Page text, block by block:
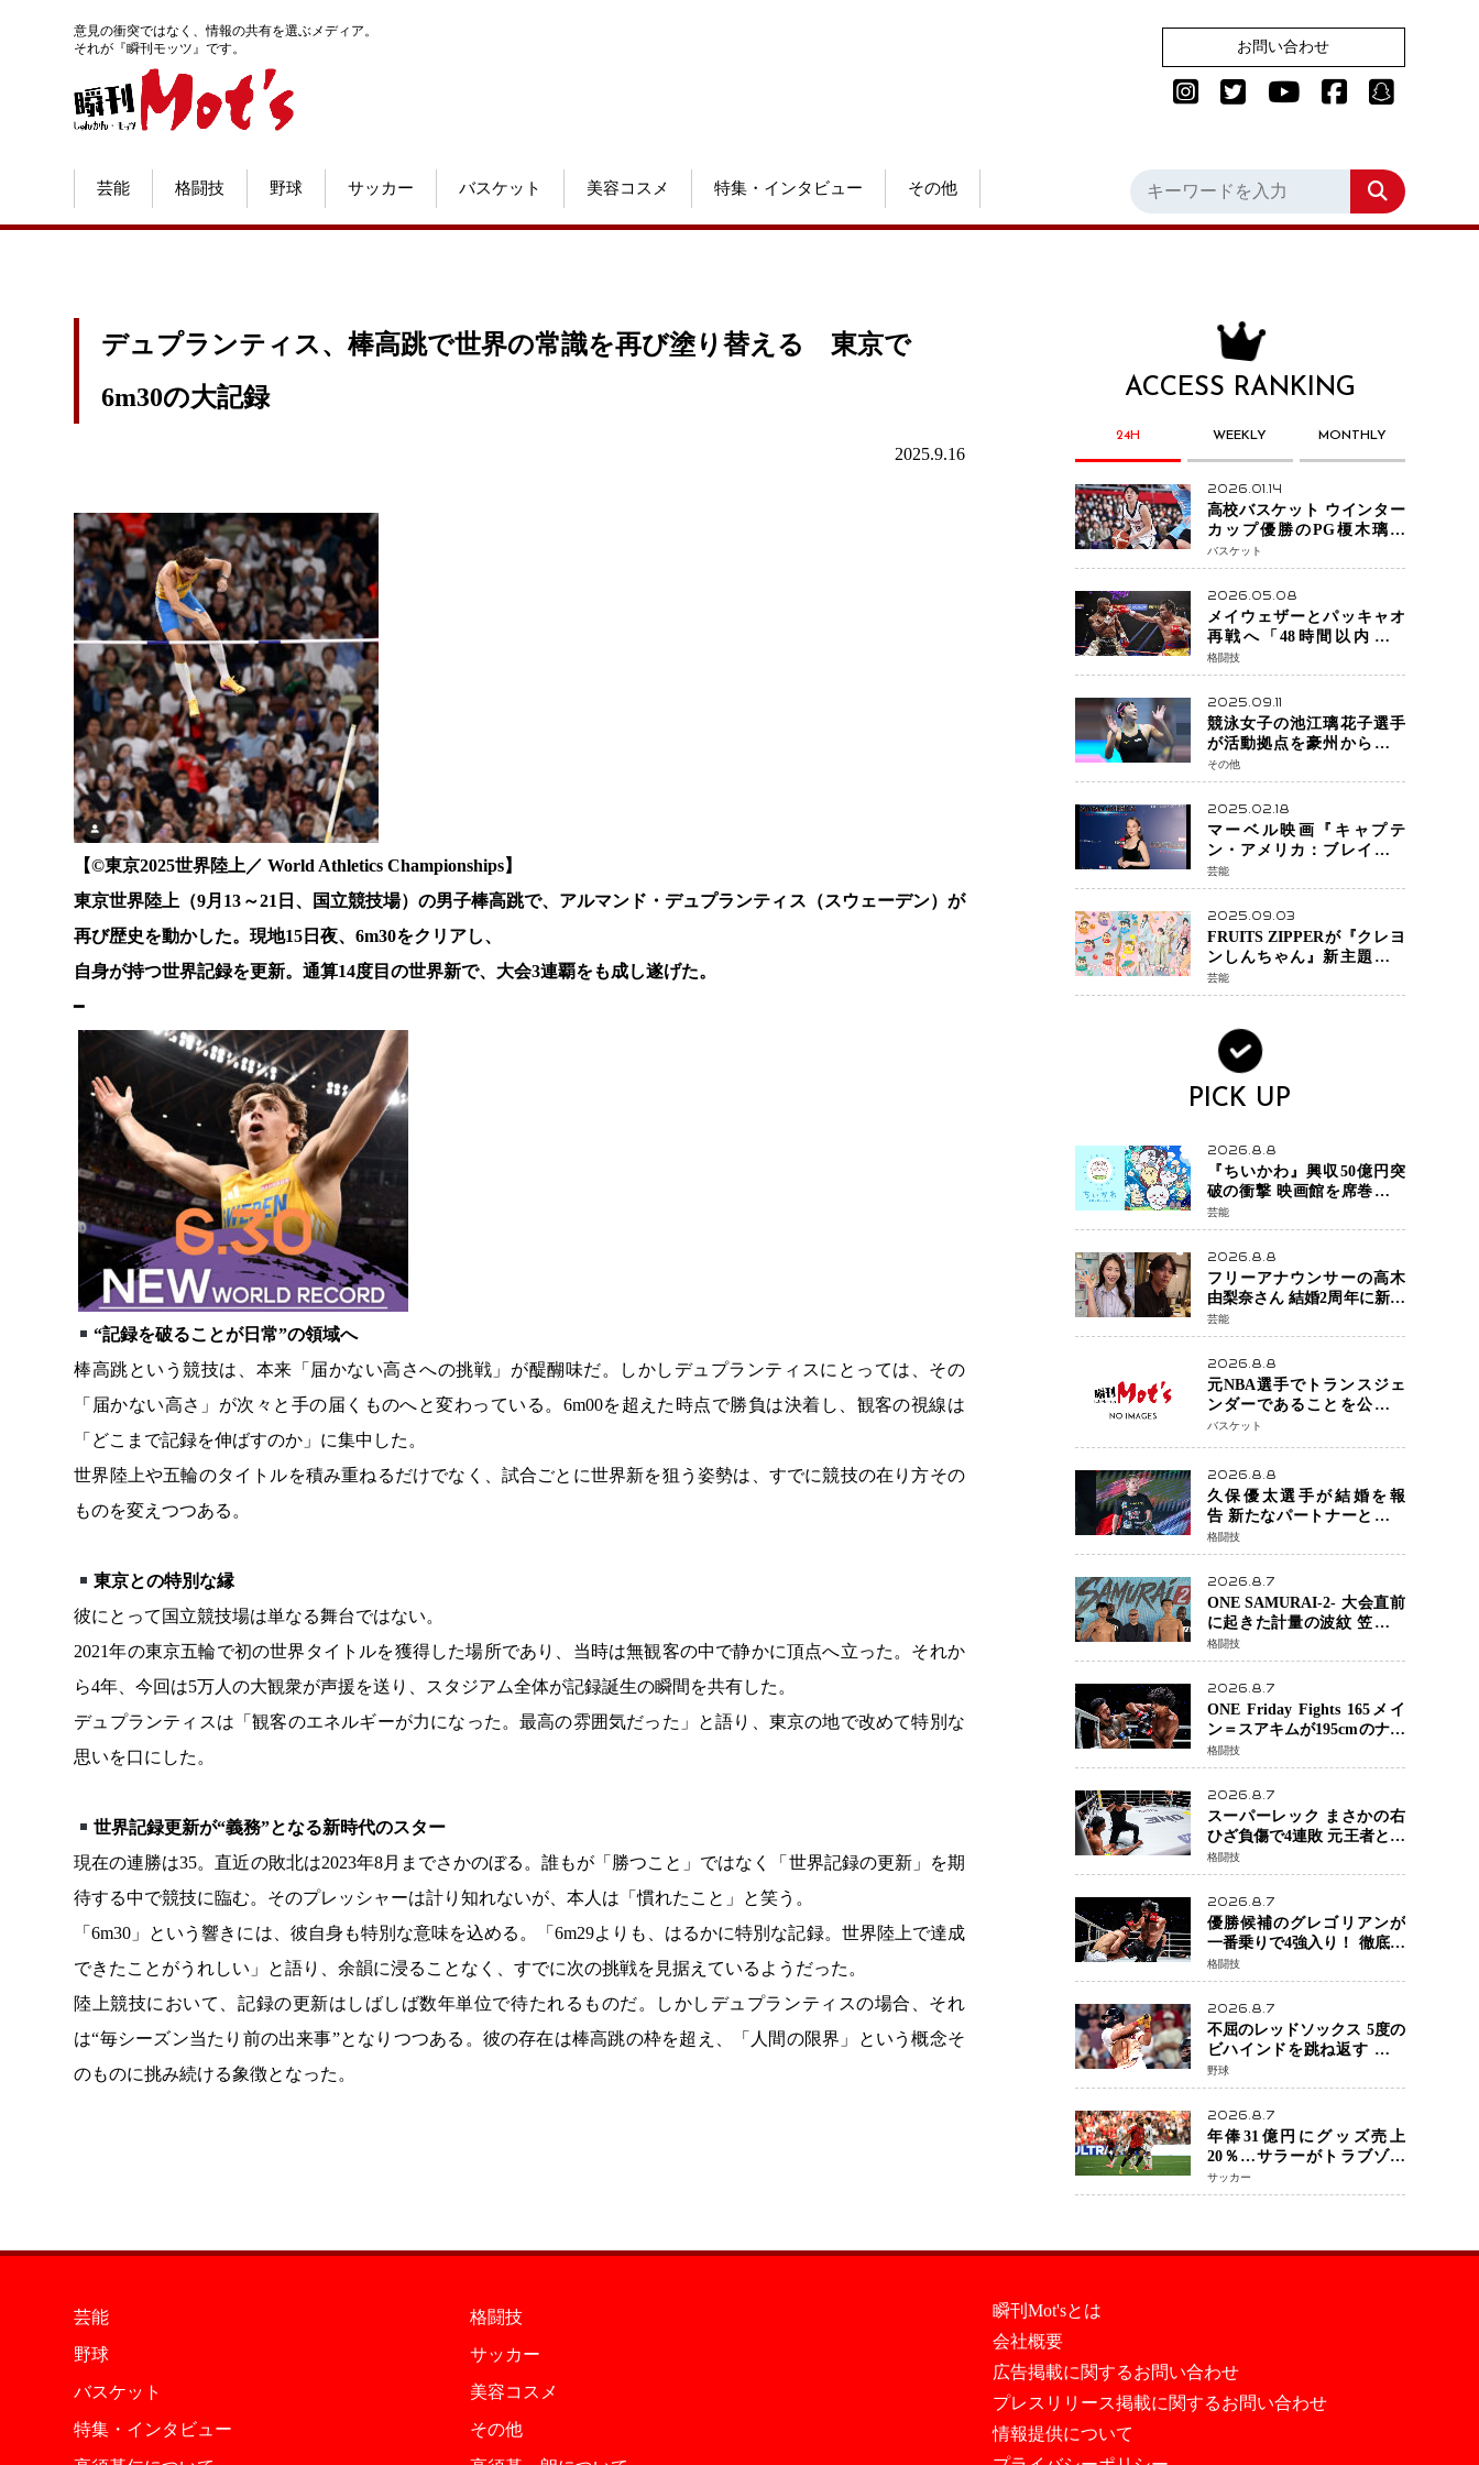
意見の衝突ではなく、情報の共有を選ぶメディア。
それが『瞬刊モッツ』です。
お問い合わせ
芸能 格闘技 野球 サッカー バスケット 美容コスメ 特集・インタビュー その他
デュプランティス、棒高跳で世界の常識を再び塗り替える 東京で
6m30の大記録
2025.9.16
【©️東京2025世界陸上／ World Athletics Championships】
東京世界陸上（9月13～21日、国立競技場）の男子棒高跳で、アルマンド・デュプランティス（スウェーデン）が
再び歴史を動かした。現地15日夜、6m30をクリアし、
自身が持つ世界記録を更新。通算14度目の世界新で、大会3連覇をも成し遂げた。
━
“記録を破ることが日常”の領域へ
棒高跳という競技は、本来「届かない高さへの挑戦」が醍醐味だ。しかしデュプランティスにとっては、その
「届かない高さ」が次々と手の届くものへと変わっている。6m00を超えた時点で勝負は決着し、観客の視線は
「どこまで記録を伸ばすのか」に集中した。
世界陸上や五輪のタイトルを積み重ねるだけでなく、試合ごとに世界新を狙う姿勢は、すでに競技の在り方その
ものを変えつつある。
東京との特別な縁
彼にとって国立競技場は単なる舞台ではない。
2021年の東京五輪で初の世界タイトルを獲得した場所であり、当時は無観客の中で静かに頂点へ立った。それか
ら4年、今回は5万人の大観衆が声援を送り、スタジアム全体が記録誕生の瞬間を共有した。
デュプランティスは「観客のエネルギーが力になった。最高の雰囲気だった」と語り、東京の地で改めて特別な
思いを口にした。
世界記録更新が“義務”となる新時代のスター
現在の連勝は35。直近の敗北は2023年8月までさかのぼる。誰もが「勝つこと」ではなく「世界記録の更新」を期
待する中で競技に臨む。そのプレッシャーは計り知れないが、本人は「慣れたこと」と笑う。
「6m30」という響きには、彼自身も特別な意味を込める。「6m29よりも、はるかに特別な記録。世界陸上で達成
できたことがうれしい」と語り、余韻に浸ることなく、すでに次の挑戦を見据えているようだった。
陸上競技において、記録の更新はしばしば数年単位で待たれるものだ。しかしデュプランティスの場合、それ
は“毎シーズン当たり前の出来事”となりつつある。彼の存在は棒高跳の枠を超え、「人間の限界」という概念そ
のものに挑み続ける象徴となった。
ACCESS RANKING
24H WEEKLY MONTHLY
2026.01.14
高校バスケット ウインター
カップ優勝のPG榎木璃旺
（えのき・りお）がプロの
現場へ―。
バスケット
2026.05.08
メイウェザーとパッキャオ
再戦へ「48時間以内に決
着」公式戦かエキシビショ
ンか混迷続く
格闘技
2025.09.11
競泳女子の池江璃花子選手
が活動拠点を豪州から日本
へ！ 豪州での挑戦を糧に、
28年ロサンゼルス五輪へ再
始動
その他
2025.02.18
マーベル映画『キャプテ
ン・アメリカ：ブレイブ・
ニュー・ワールド』 新ブラ
ック・ウィドウ役のシラ・
ハースとは！？
芸能
2025.09.03
FRUITS ZIPPERが『クレヨ
ンしんちゃん』新主題歌を
担当
芸能
PICK UP
2026.8.8
『ちいかわ』興収50億円突
破の衝撃 映画館を席巻する
「日本発コンテンツ」の強
さ スパイダーマン、モア
ナら世界級作品と並ぶ存在
感
芸能
2026.8.8
フリーアナウンサーの高木
由梨奈さん 結婚2周年に新た
な家族を迎える喜びを報
告 夫・岸田タツヤさんと
連名「夫婦ともに幸せに感
じています」
芸能
2026.8.8
元NBA選手でトランスジェ
ンダーであることを公にし
ているエネス・カンターが
WNBAドラフト参戦を表明
る」異例の挑戦、その背景
に女子スポーツを巡る議論
バスケット
2026.8.8
久保優太選手が結婚を報
告 新たなパートナーと歩む
「集大成の一年」競技生活
を支える存在に感謝
格闘技
2026.8.7
ONE SAMURAI-2- 大会直前
に起きた計量の波紋 笠原弘
希ら注目ファイターは契約
体重で決戦へ、山本歩夢と
平山諒選手戦は中止に
格闘技
2026.8.7
ONE Friday Fights 165メイ
ン＝スアキムが195cmのナビ
ル・アナンからダウン奪
取！猛反撃を耐え抜き判定
勝利、8連勝を達成
格闘技
2026.8.7
スーパーレック まさかの右
ひざ負傷で4連敗 元王者とし
て異例の苦境…「アクシデ
ント」でも消えない危険信
号
格闘技
2026.8.7
優勝候補のグレゴリアンが
一番乗りで4強入り！ 徹底し
たローキックでウスビャン
を攻略、判定勝利
格闘技
2026.8.7
不屈のレッドソックス 5度の
ビハインドを跳ね返す 延長
13回サヨナラ勝ち 吉田正尚
選手も2安打1打点で貢献 4得
点以上は驚異の28連勝
野球
2026.8.7
年俸31億円にグッズ売上
20％…サラーがトラブゾン
スポル加入 世界サッカーは
「五大リーグ一強」から新
サッカー
芸能
格闘技
野球
サッカー
バスケット
美容コスメ
特集・インタビュー
その他
瞬刊Mot'sとは
会社概要
広告掲載に関するお問い合わせ
プレスリリース掲載に関するお問い合わせ
情報提供について